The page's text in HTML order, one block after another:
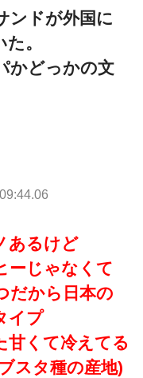
ンドが外国に
。
かどっかの文
あるけど
ーじゃなくて
だから日本の
イプ
甘くて冷えてる
スタ種の産地)